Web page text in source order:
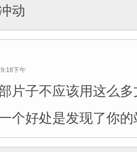
动
下午
片子不应该用这么
个好处是发现了你的